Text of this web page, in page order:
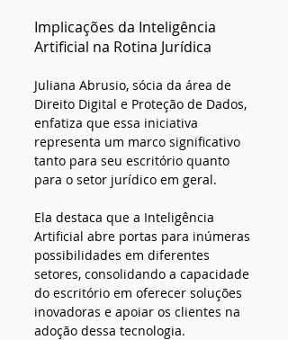
Implicações da Inteligência
Artificial na Rotina Jurídica
Juliana Abrusio, sócia da área de
Direito Digital e Proteção de Dados,
enfatiza que essa iniciativa
representa um marco significativo
tanto para seu escritório quanto
para o setor jurídico em geral.
Ela destaca que a Inteligência
Artificial abre portas para inúmeras
possibilidades em diferentes
setores, consolidando a capacidade
do escritório em oferecer soluções
inovadoras e apoiar os clientes na
adoção dessa tecnologia.